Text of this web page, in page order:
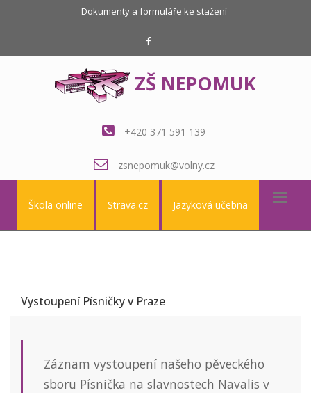
Dokumenty a formuláře ke stažení
ZŠ NEPOMUK
+420 371 591 139
zsnepomuk@volny.cz
Škola online Strava.cz Jazyková učebna
Vystoupení Písničky v Praze
Záznam vystoupení našeho pěveckého
sboru Písnička na slavnostech Navalis v